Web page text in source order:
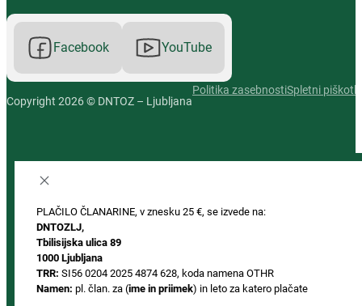
Facebook YouTube
Copyright 2026 © DNTOZ – Ljubljana
Politika zasebnostiSpletni piškotki
PLAČILO ČLANARINE, v znesku 25 €, se izvede na:
DNTOZLJ,
Tbilisijska ulica 89
1000 Ljubljana
TRR: SI56 0204 2025 4874 628, koda namena OTHR
Namen: pl. član. za (ime in priimek) in leto za katero plačate